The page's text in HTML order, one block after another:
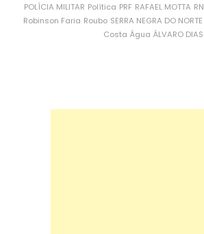
POLÍCIA MILITAR Política PRF RAFAEL MOTTA RN
Robinson Faria Roubo SERRA NEGRA DO NORTE
Costa Água ÁLVARO DIAS